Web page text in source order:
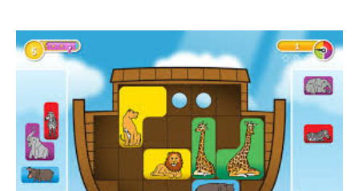
Educatie
Sociale
Interactie